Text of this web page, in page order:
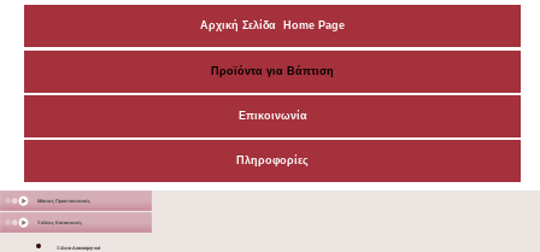
Αρχική Σελίδα Home Page
Προϊόντα για Βάπτιση
Επικοινωνία
Πληροφορίες
Μάσκες Προστατευτικές
Ξύλινες Κατασκευές
Ξύλινα Διακοσμητικά